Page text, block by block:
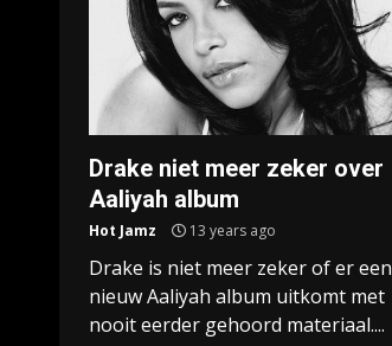
Drake niet meer zeker over
Aaliyah album
Hot Jamz 13 years ago
Drake is niet meer zeker of er een
nieuw Aaliyah album uitkomt met
nooit eerder gehoord materiaal....